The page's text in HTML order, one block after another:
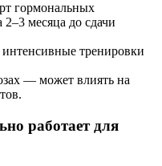
гормональных
месяца до сдачи
тренировки
— может влиять на
работает для